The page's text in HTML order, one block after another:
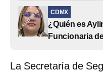
CDMX
¿Quién es
Funcionaria
La Secretaría de